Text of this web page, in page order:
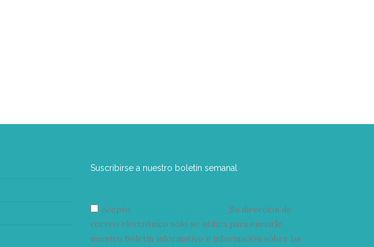
Suscribirse a nuestro boletín semanal
Acepto
Su dirección de
correo electrónico solo se utiliza para enviarle
nuestro boletín informativo e información sobre las